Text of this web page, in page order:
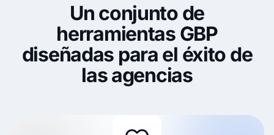
Un conjunto de
herramientas GBP
diseñadas para el éxito de
las agencias